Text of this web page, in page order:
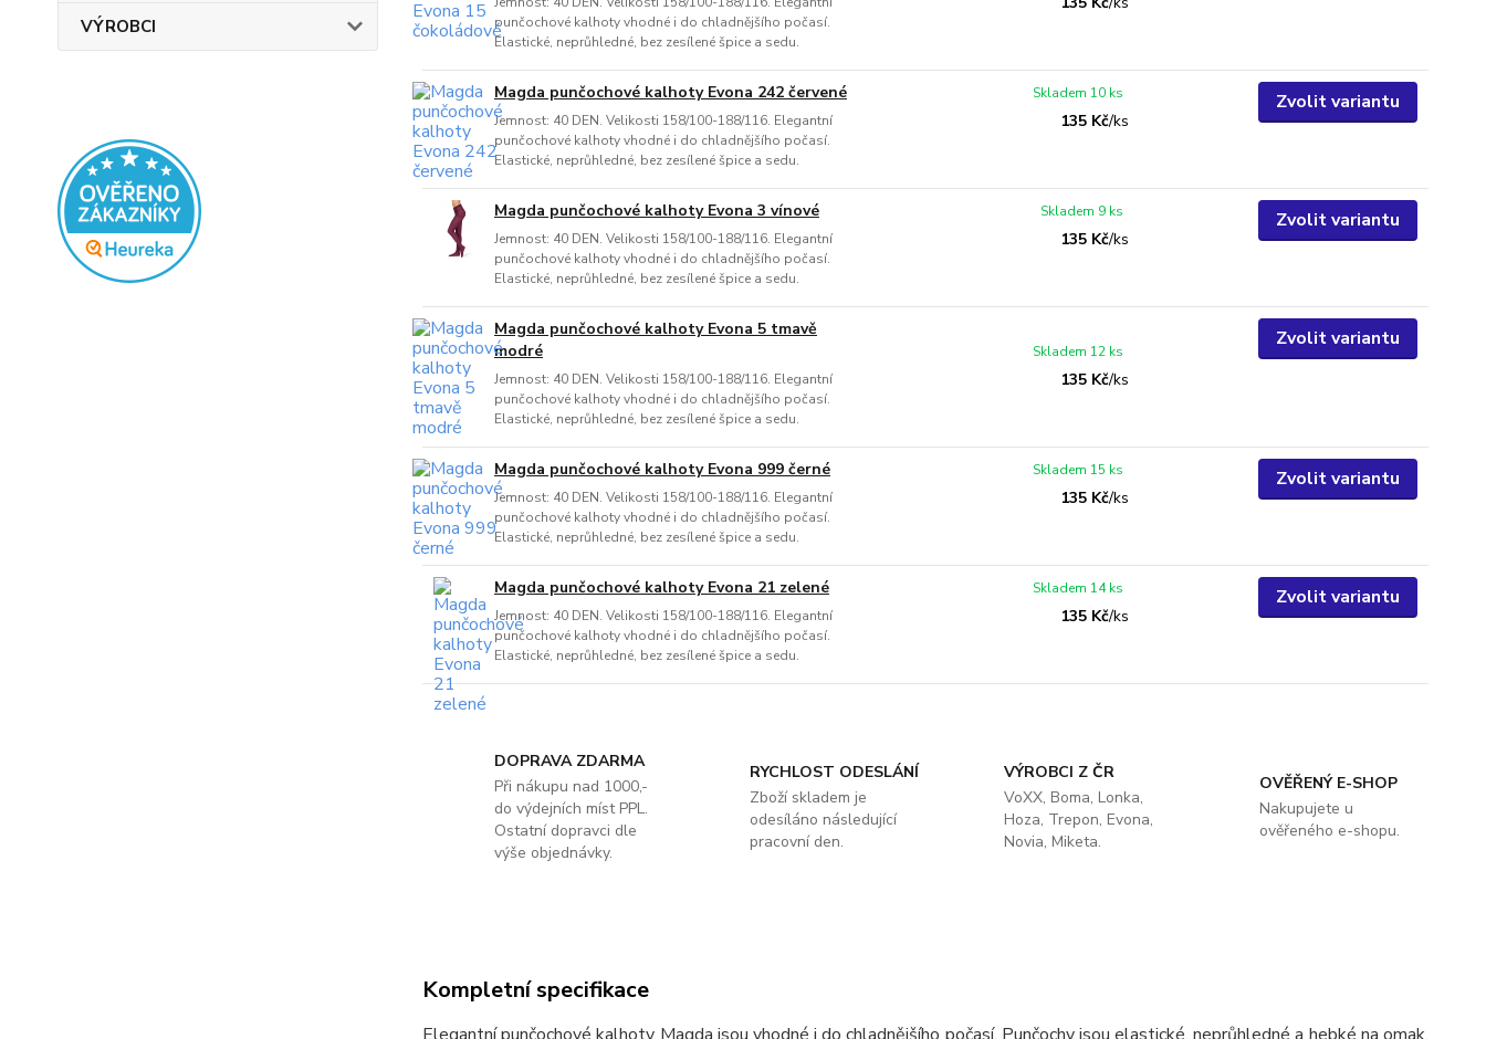
VÝROBCI
punčochové kalhoty vhodné i do chladnějšího počasí.
Elastické, neprůhledné, bez zesílené špice a sedu.
Magda punčochové kalhoty Evona 242 červené
Jemnost: 40 DEN. Velikosti 158/100-188/116. Elegantní
punčochové kalhoty vhodné i do chladnějšího počasí.
Elastické, neprůhledné, bez zesílené špice a sedu.
135 Kč/ks
Skladem 10 ks Zvolit variantu
Magda punčochové kalhoty Evona 3 vínové
Jemnost: 40 DEN. Velikosti 158/100-188/116. Elegantní
punčochové kalhoty vhodné i do chladnějšího počasí.
Elastické, neprůhledné, bez zesílené špice a sedu.
135 Kč/ks
Skladem 9 ks Zvolit variantu
Magda punčochové kalhoty Evona 5 tmavě
modré
Jemnost: 40 DEN. Velikosti 158/100-188/116. Elegantní
punčochové kalhoty vhodné i do chladnějšího počasí.
Elastické, neprůhledné, bez zesílené špice a sedu.
135 Kč/ks
Skladem 12 ks
Zvolit variantu
Magda punčochové kalhoty Evona 999 černé
Jemnost: 40 DEN. Velikosti 158/100-188/116. Elegantní
punčochové kalhoty vhodné i do chladnějšího počasí.
Elastické, neprůhledné, bez zesílené špice a sedu.
135 Kč/ks
Skladem 15 ks Zvolit variantu
Magda punčochové kalhoty Evona 21 zelené
Jemnost: 40 DEN. Velikosti 158/100-188/116. Elegantní
punčochové kalhoty vhodné i do chladnějšího počasí.
Elastické, neprůhledné, bez zesílené špice a sedu.
135 Kč/ks
Skladem 14 ks Zvolit variantu
DOPRAVA ZDARMA
Při nákupu nad 1000,-
do výdejních míst PPL.
Ostatní dopravci dle
výše objednávky.
RYCHLOST ODESLÁNÍ
Zboží skladem je
odesíláno následující
pracovní den.
VÝROBCI Z ČR
VoXX, Boma, Lonka,
Hoza, Trepon, Evona,
Novia, Miketa.
OVĚŘENÝ E-SHOP
Nakupujete u
ověřeného e-shopu.
Kompletní specifikace